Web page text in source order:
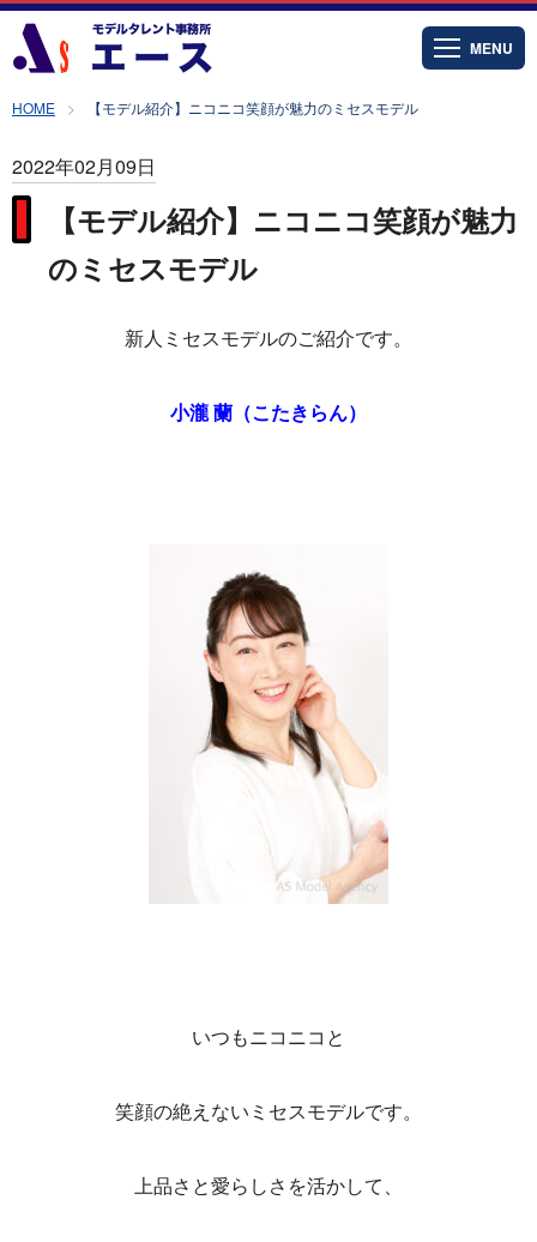
MENU
HOME 【モデル紹介】ニコニコ笑顔が魅力のミセスモデル
2022年02月09日
【モデル紹介】ニコニコ笑顔が魅力
のミセスモデル
新人ミセスモデルのご紹介です。
小瀧 蘭（こたきらん）
いつもニコニコと
笑顔の絶えないミセスモデルです。
上品さと愛らしさを活かして、